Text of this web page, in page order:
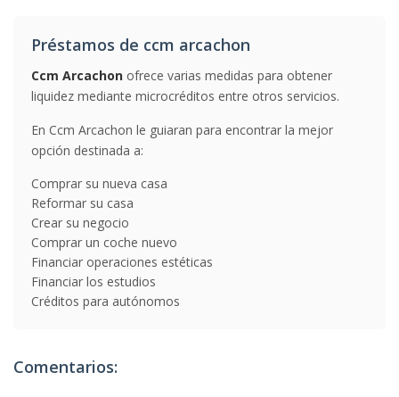
Préstamos de ccm arcachon
Ccm Arcachon ofrece varias medidas para obtener
liquidez mediante microcréditos entre otros servicios.
En Ccm Arcachon le guiaran para encontrar la mejor
opción destinada a:
Comprar su nueva casa
Reformar su casa
Crear su negocio
Comprar un coche nuevo
Financiar operaciones estéticas
Financiar los estudios
Créditos para autónomos
Comentarios: